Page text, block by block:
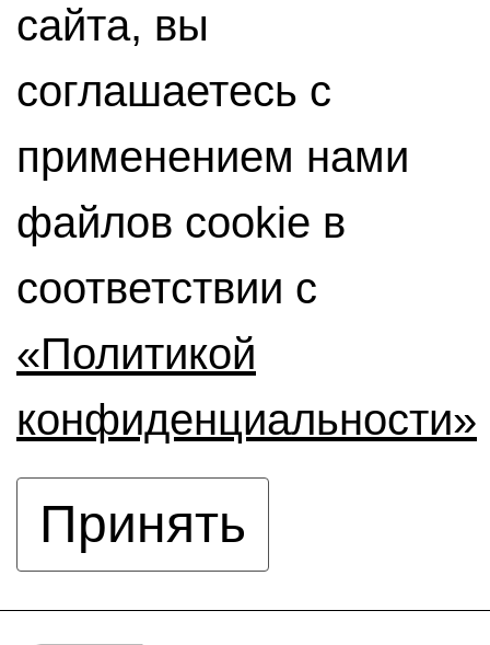
сайта, вы
соглашаетесь с
применением нами
файлов cookie в
соответствии с
«Политикой
конфиденциальности»
Принять